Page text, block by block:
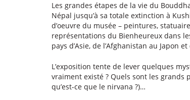
Les grandes étapes de la vie du
Népal jusqu’à sa totale extinction à
d’oeuvre du musée – peintures,
représentations du Bienheureux dans
pays d’Asie, de l’Afghanistan au Japon
L’exposition tente de lever quelques
vraiment existé ? Quels sont les
qu’est-ce que le nirvana ?)…